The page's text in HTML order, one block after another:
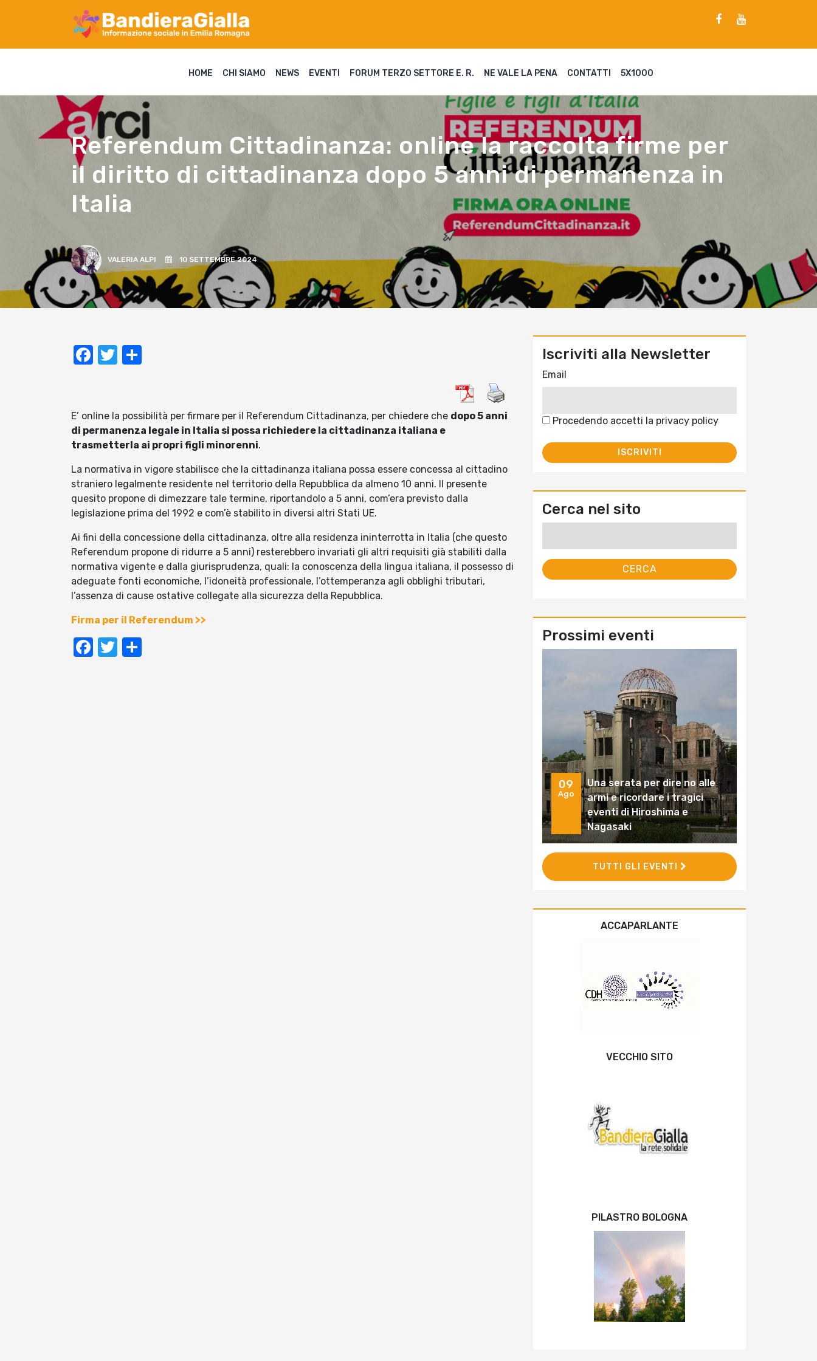
HOME CHI SIAMO NEWS EVENTI FORUM TERZO SETTORE E. R. NE VALE LA PENA CONTATTI 5X1000
Referendum Cittadinanza: online la raccolta firme per
il diritto di cittadinanza dopo 5 anni di permanenza in
Italia
VALERIA ALPI 10 SETTEMBRE 2024
Facebook
Twitter
E’ online la possibilità per firmare per il Referendum Cittadinanza, per chiedere che dopo 5 anni
di permanenza legale in Italia si possa richiedere la cittadinanza italiana e
trasmetterla ai propri figli minorenni.
La normativa in vigore stabilisce che la cittadinanza italiana possa essere concessa al cittadino
straniero legalmente residente nel territorio della Repubblica da almeno 10 anni. Il presente
quesito propone di dimezzare tale termine, riportandolo a 5 anni, com’era previsto dalla
legislazione prima del 1992 e com’è stabilito in diversi altri Stati UE.
Ai fini della concessione della cittadinanza, oltre alla residenza ininterrotta in Italia (che questo
Referendum propone di ridurre a 5 anni) resterebbero invariati gli altri requisiti già stabiliti dalla
normativa vigente e dalla giurisprudenza, quali: la conoscenza della lingua italiana, il possesso di
adeguate fonti economiche, l’idoneità professionale, l’ottemperanza agli obblighi tributari,
l’assenza di cause ostative collegate alla sicurezza della Repubblica.
Firma per il Referendum >>
Facebook
Twitter
Iscriviti alla Newsletter
Email
Procedendo accetti la privacy policy
Cerca nel sito
Prossimi eventi
09
Ago
Una serata per dire no alle
armi e ricordare i tragici
eventi di Hiroshima e
Nagasaki
TUTTI GLI EVENTI
ACCAPARLANTE
VECCHIO SITO
PILASTRO BOLOGNA